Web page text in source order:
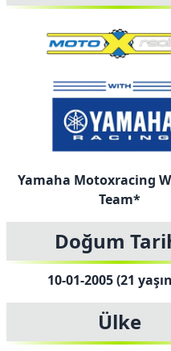
Yamaha Motoxracing
Team*
Doğum
10-01-2005 (21
Ülke